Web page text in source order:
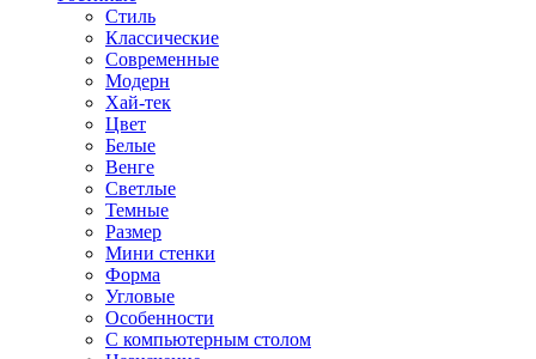
Стиль
Классические
Современные
Модерн
Хай-тек
Цвет
Белые
Венге
Светлые
Темные
Размер
Мини стенки
Форма
Угловые
Особенности
С компьютерным столом